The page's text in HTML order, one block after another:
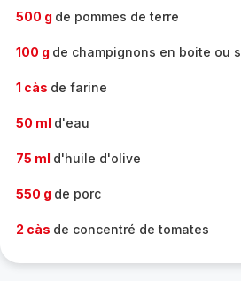
500 g de pommes de terre
100 g de champignons en boite ou
1 càs de farine
50 ml d'eau
75 ml d'huile d'olive
550 g de porc
2 càs de concentré de tomates